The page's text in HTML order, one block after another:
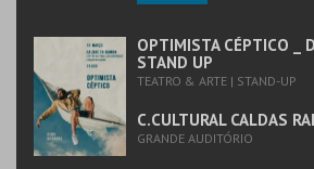
OPTIMISTA CÉPTICO _
STAND UP
TEATRO & ARTE | STAND-UP
C.CULTURAL CALDAS
GRANDE AUDITÓRIO